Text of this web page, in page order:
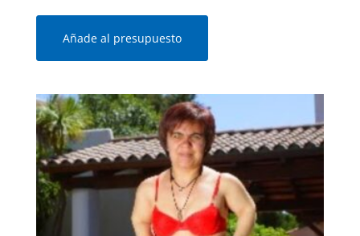
Añade al presupuesto